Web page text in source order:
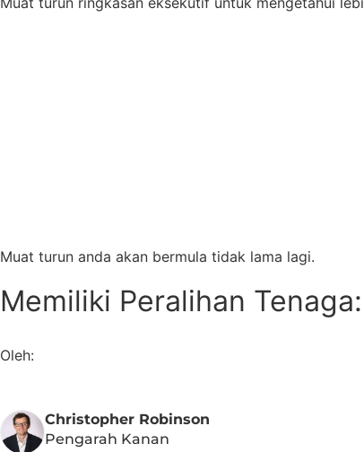
Muat turun anda akan bermula tidak lama lagi.
Memiliki Peralihan
Oleh:
Christopher Robinson
Pengarah Kanan